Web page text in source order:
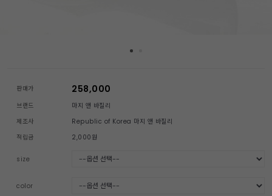
판매가 258,000
브랜드
마지 앤 바질리
제조사
Republic of Korea 마지 앤 바질리
적립금
2,000원
size
color